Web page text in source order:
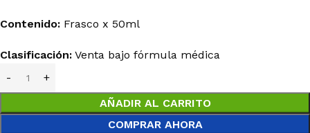
Contenido: Frasco x 50ml
Clasificación: Venta bajo fórmula médica
AÑADIR AL CARRITO
COMPRAR AHORA